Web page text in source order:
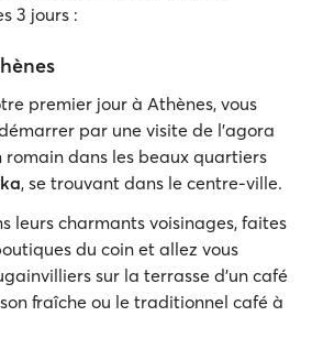
3 jours :
premier jour à Athènes, vous
par une visite de l'agora
dans les beaux quartiers
, se trouvant dans le centre-ville.
leurs charmants voisinages, faites
du coin et allez vous
sur la terrasse d'un café
fraîche ou le traditionnel café à